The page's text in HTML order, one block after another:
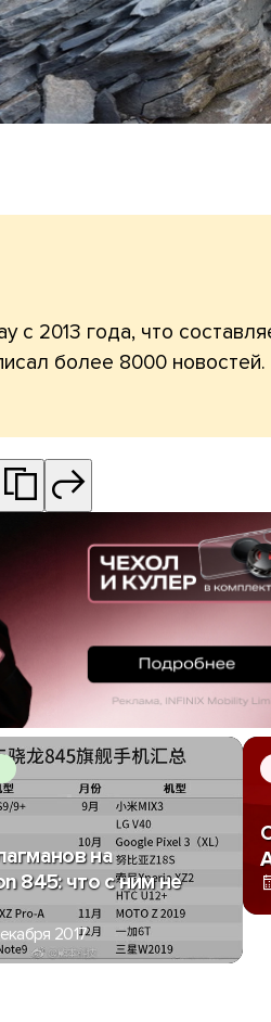
с 2013 года, что
более 8000 новостей.
на
845: что с ним не
2017